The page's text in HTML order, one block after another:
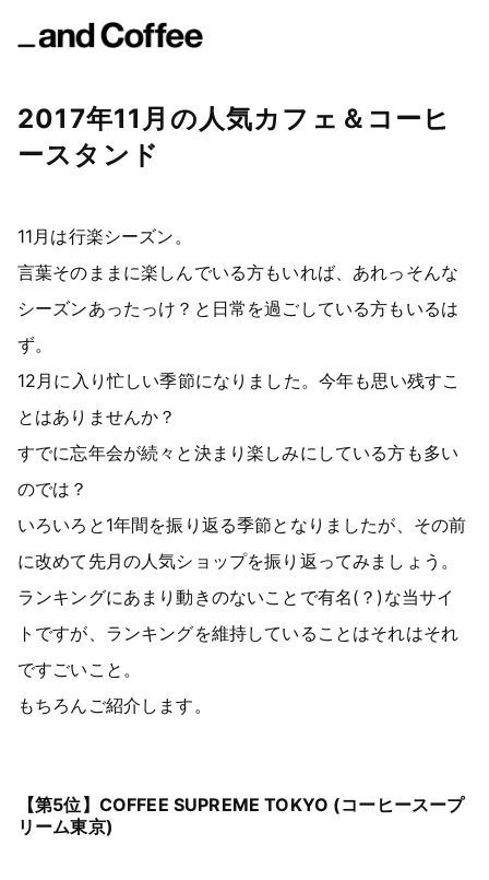
2017年11月の人気カフェ＆コーヒ
ースタンド
11月は行楽シーズン。
言葉そのままに楽しんでいる方もいれば、あれっそんな
シーズンあったっけ？と日常を過ごしている方もいるは
ず。
12月に入り忙しい季節になりました。今年も思い残すこ
とはありませんか？
すでに忘年会が続々と決まり楽しみにしている方も多い
のでは？
いろいろと1年間を振り返る季節となりましたが、その前
に改めて先月の人気ショップを振り返ってみましょう。
ランキングにあまり動きのないことで有名(？)な当サイ
トですが、ランキングを維持していることはそれはそれ
ですごいこと。
もちろんご紹介します。
【第5位】COFFEE SUPREME TOKYO (コーヒースープ
リーム東京)